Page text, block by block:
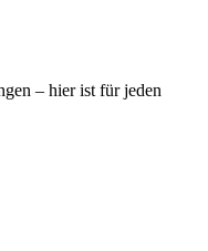
– hier ist für jeden